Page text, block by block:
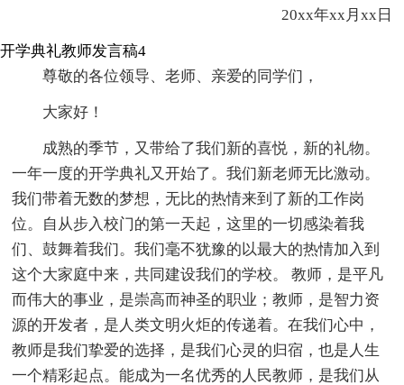
20xx年xx月xx日
开学典礼教师发言稿4
尊敬的各位领导、老师、亲爱的同学们，
大家好！
成熟的季节，又带给了我们新的喜悦，新的礼物。
一年一度的开学典礼又开始了。我们新老师无比激动。
我们带着无数的梦想，无比的热情来到了新的工作岗
位。自从步入校门的第一天起，这里的一切感染着我
们、鼓舞着我们。我们毫不犹豫的以最大的热情加入到
这个大家庭中来，共同建设我们的学校。 教师，是平凡
而伟大的事业，是崇高而神圣的职业；教师，是智力资
源的开发者，是人类文明火炬的传递着。在我们心中，
教师是我们挚爱的选择，是我们心灵的归宿，也是人生
一个精彩起点。能成为一名优秀的人民教师，是我们从